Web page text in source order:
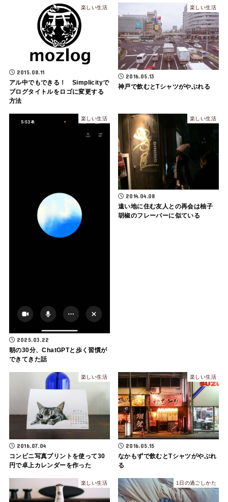
楽しい生活
2015.08.11
アル中でもできる！ Simplicityで
ブログタイトルをロゴに変更する
方法
楽しい生活
2016.05.13
神戸で飲むとTシャツがやぶれる
楽しい生活
2025.03.22
朝の30分、ChatGPTと歩く習慣が
できてきた話
楽しい生活
2014.04.08
遠い地に住む友人との再会は柚子
胡椒のフレーバーに似ている
楽しい生活
2016.07.04
コンビニ写真プリントを使って30
円で卓上カレンダーを作った
楽しい生活
2016.05.15
なかもずで飲むとTシャツがやぶれ
る
楽しい生活 1日の過ごしかた